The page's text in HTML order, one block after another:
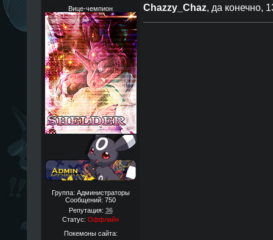
Вице-чемпион
Группа: Администраторы
Сообщений: 750
Репутация: 36
Статус: Оффлайн
Покемоны сайта:
Chazzy_Chaz, да конечно,